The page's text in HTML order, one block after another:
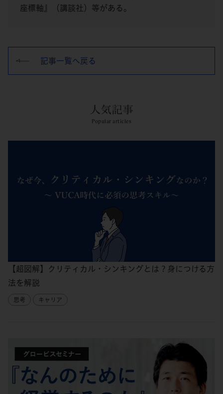
座標軸』（講談社）等がある。
記事一覧へ戻る
人気記事
Popular articles
【超図解】クリティカル・シンキングとは？身につける方
法を解説
思考 キャリア